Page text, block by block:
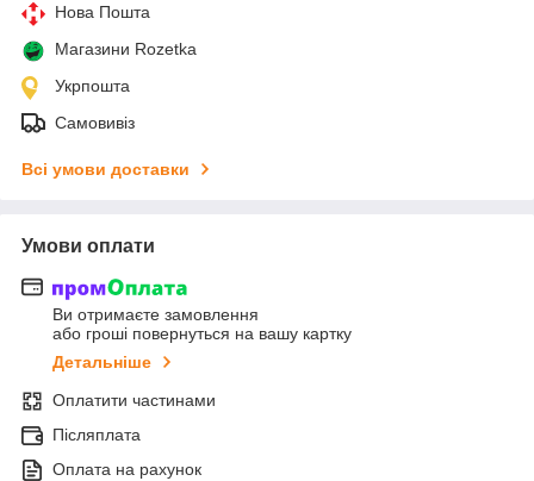
Нова Пошта
Магазини Rozetka
Укрпошта
Самовивіз
Всі умови доставки
Умови оплати
Ви отримаєте замовлення
або гроші повернуться на вашу картку
Детальніше
Оплатити частинами
Післяплата
Оплата на рахунок